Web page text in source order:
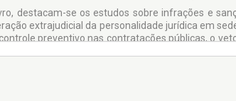
destacam-se os estudos sobre infrações e
extrajudicial da personalidade jurídica em
preventivo nas contratações públicas, o
leitura essencial a todos aqueles que lidam com